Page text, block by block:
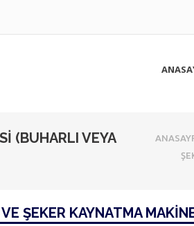
(BUHARLI VEYA
ŞEKER KAYNATMA